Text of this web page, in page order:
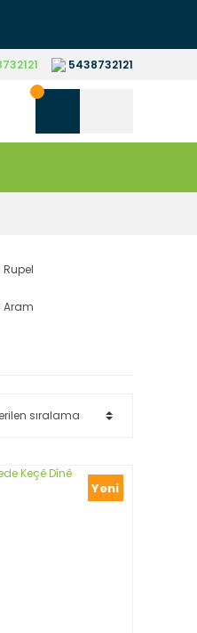
5438732121
Rupel
Aram
Yeni